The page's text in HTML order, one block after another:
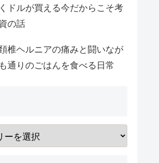
ドルが買える今だからこそ考
の話
頚椎ヘルニアの痛みと闘いなが
通りのごはんを食べる日常